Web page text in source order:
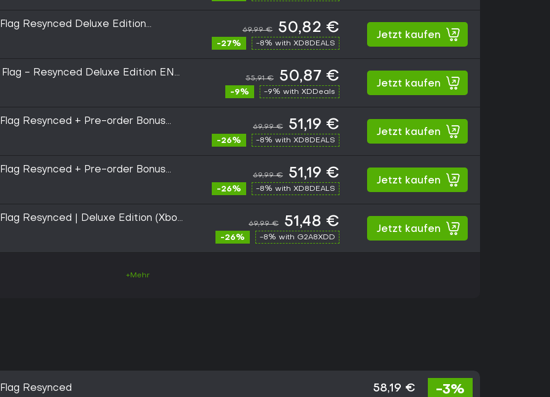
Resynced Deluxe Edition
X|S CD Key
69,99 € 50,82 €
-27% -8% with XD8DEALS
Jetzt kaufen
- Resynced Deluxe Edition EN
55,91 € 50,87 €
-9% -9% with XDDeals
Jetzt kaufen
Resynced + Pre-order Bonus
Key
69,99 € 51,19 €
-26% -8% with XD8DEALS
Jetzt kaufen
Resynced + Pre-order Bonus
Key
69,99 € 51,19 €
-26% -8% with XD8DEALS
Jetzt kaufen
Resynced | Deluxe Edition (Xbox
- EUROPE
69,99 € 51,48 €
-26% -8% with G2A8XDD
Jetzt kaufen
+Mehr
Resynced 58,19 € -3%